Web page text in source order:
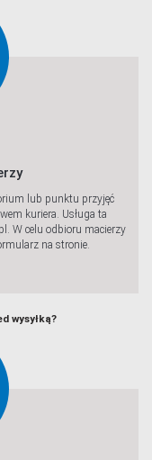
lub punktu przyjęć
kuriera. Usługa ta
W celu odbioru macierzy
na stronie.
wysyłką?